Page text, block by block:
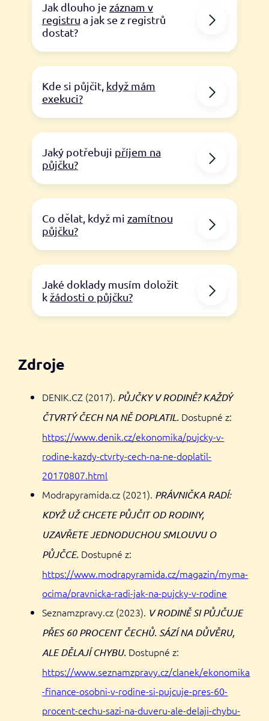
Jak dlouho je záznam v
registru a jak se z registrů
dostat?
Kde si půjčit, když mám
exekuci?
Jaký potřebuji příjem na
půjčku?
Co dělat, když mi zamítnou
půjčku?
Jaké doklady musím doložit
kžádosti o půjčku?
Zdroje
DENIK.CZ (2017). PŮJČKY V RODINĚ? KAŽDÝ
ČTVRTÝ ČECH NA NĚ DOPLATIL. Dostupné z:
https://www.denik.cz/ekonomika/pujcky-v-
rodine-kazdy-ctvrty-cech-na-ne-doplatil-
20170807.html
Modrapyramida.cz (2021). PRÁVNIČKA RADÍ:
KDYŽ UŽ CHCETE PŮJČIT OD RODINY,
UZAVŘETE JEDNODUCHOU SMLOUVU O
PŮJČCE. Dostupné z:
https://www.modrapyramida.cz/magazin/myma-
ocima/pravnicka-radi-jak-na-pujcky-v-rodine
Seznamzpravy.cz (2023). V RODINĚ SI PŮJČUJE
PŘES 60 PROCENT ČECHŮ. SÁZÍ NA DŮVĚRU,
ALE DĚLAJÍ CHYBU. Dostupné z:
https://www.seznamzpravy.cz/clanek/ekonomika
-finance-osobni-v-rodine-si-pujcuje-pres-60-
procent-cechu-sazi-na-duveru-ale-delaji-chybu-